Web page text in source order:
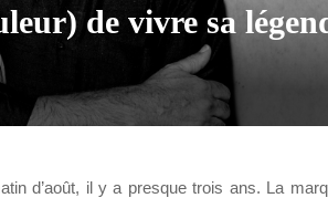
de vivre sa
d’août, il y a presque trois ans. La